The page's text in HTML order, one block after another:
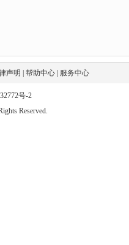
声明 帮助中心 服务中心
号-2
Reserved.